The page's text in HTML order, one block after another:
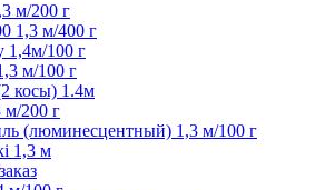
м/200 г
1,3 м/400 г
1,4м/100 г
м/100 г
косы) 1.4м
200 г
(люминесцентный) 1,3 м/100 г
1,3 м